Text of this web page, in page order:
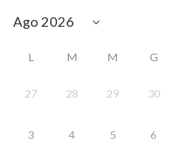
L M M G
27 28 29 30
3 4 5 6